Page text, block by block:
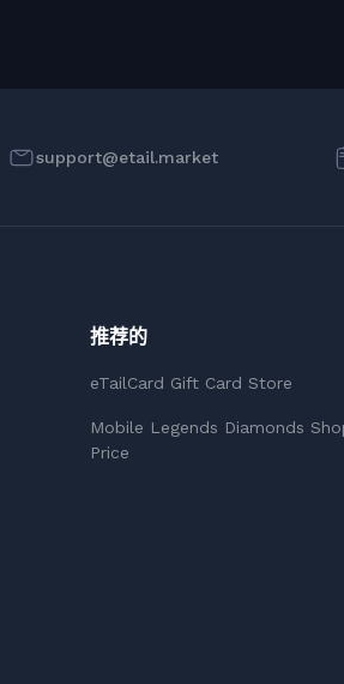
support@etail.market
推荐的
eTailCard Gift Card Store
Mobile Legends Diamonds
Price